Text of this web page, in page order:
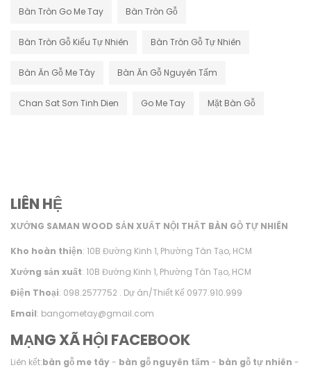
Bàn Tròn Go Me Tay Bàn Tròn Gỗ
Bàn Tròn Gỗ Kiểu Tự Nhiên Bàn Tròn Gỗ Tự Nhiên
Bàn Ăn Gỗ Me Tây Bàn Ăn Gỗ Nguyên Tấm
Chan Sat Sơn Tinh Dien Go Me Tay Mặt Bàn Gỗ
LIÊN HỆ
XƯỞNG SAMAN WOOD SẢN XUẤT NỘI THẤT BÀN GỖ TỰ NHIÊN
Kho hoàn thiện: 10B Đường Kinh 1, Phường Tân Tạo, HCM
Xưởng sản xuất: 10B Đường Kinh 1, Phường Tân Tạo, HCM
Điện Thoại: 098.2577752 . Dự án/Thiết Kế 0977.910.999
Email: bangometay@gmail.com
MẠNG XÃ HỘI FACEBOOK
Liên kết:bàn gỗ me tây- bàn gỗ nguyên tấm - bàn gỗ tự nhiên -